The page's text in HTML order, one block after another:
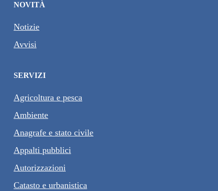
NOVITÀ
Notizie
Avvisi
SERVIZI
Agricoltura e pesca
Ambiente
Anagrafe e stato civile
Appalti pubblici
Autorizzazioni
Catasto e urbanistica